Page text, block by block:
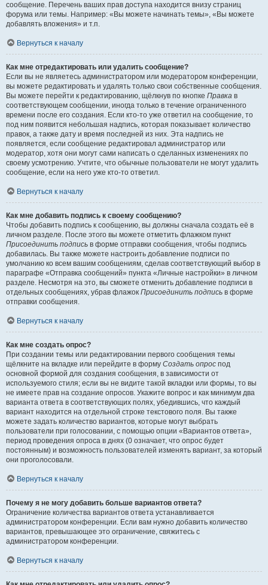
сообщение. Перечень ваших прав доступа находится внизу страниц
форума или темы. Например: «Вы можете начинать темы», «Вы можете
добавлять вложения» и т.п.
Вернуться к началу
Как мне отредактировать или удалить сообщение?
Если вы не являетесь администратором или модератором конференции,
вы можете редактировать и удалять только свои собственные сообщения.
Вы можете перейти к редактированию, щёлкнув по кнопке Правка в
соответствующем сообщении, иногда только в течение ограниченного
времени после его создания. Если кто-то уже ответил на сообщение, то
под ним появится небольшая надпись, которая показывает количество
правок, а также дату и время последней из них. Эта надпись не
появляется, если сообщение редактировал администратор или
модератор, хотя они могут сами написать о сделанных изменениях по
своему усмотрению. Учтите, что обычные пользователи не могут удалить
сообщение, если на него уже кто-то ответил.
Вернуться к началу
Как мне добавить подпись к своему сообщению?
Чтобы добавить подпись к сообщению, вы должны сначала создать её в
личном разделе. После этого вы можете отметить флажком пункт
Присоединить подпись в форме отправки сообщения, чтобы подпись
добавилась. Вы также можете настроить добавление подписи по
умолчанию ко всем вашим сообщениям, сделав соответствующий выбор в
параграфе «Отправка сообщений» пункта «Личные настройки» в личном
разделе. Несмотря на это, вы сможете отменить добавление подписи в
отдельных сообщениях, убрав флажок Присоединить подпись в форме
отправки сообщения.
Вернуться к началу
Как мне создать опрос?
При создании темы или редактировании первого сообщения темы
щёлкните на вкладке или перейдите в форму Создать опрос под
основной формой для создания сообщения, в зависимости от
используемого стиля; если вы не видите такой вкладки или формы, то вы
не имеете прав на создание опросов. Укажите вопрос и как минимум два
варианта ответа в соответствующих полях, убедившись, что каждый
вариант находится на отдельной строке текстового поля. Вы также
можете задать количество вариантов, которые могут выбрать
пользователи при голосовании, с помощью опции «Вариантов ответа»,
период проведения опроса в днях (0 означает, что опрос будет
постоянным) и возможность пользователей изменять вариант, за который
они проголосовали.
Вернуться к началу
Почему я не могу добавить больше вариантов ответа?
Ограничение количества вариантов ответа устанавливается
администратором конференции. Если вам нужно добавить количество
вариантов, превышающее это ограничение, свяжитесь с
администратором конференции.
Вернуться к началу